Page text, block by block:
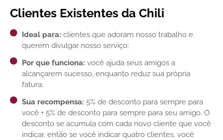
Clientes Existentes da Chili
Ideal para: clientes que adoram nosso trabalho e
querem divulgar nosso serviço;
Por que funciona: você ajuda seus amigos a
alcançarem sucesso, enquanto reduz sua própria
fatura;
Sua recompensa: 5% de desconto para sempre para
você + 5% de desconto para sempre para seu amigo. O
desconto se acumula com cada novo cliente que você
indicar, então se você indicar quatro clientes, você